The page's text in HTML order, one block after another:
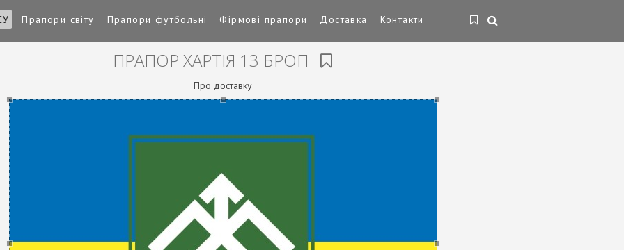
Прапори світу Прапори футбольні Фірмові прапори Доставка Контакти
ПРАПОР ХАРТІЯ 13 БРОП
Про доставку